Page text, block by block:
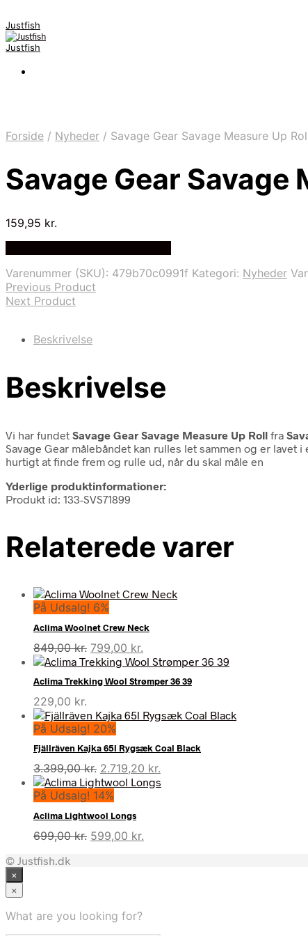
Justfish
Justfish
Forside / Nyheder / Savage Gear Savage Measure Up
Savage Gear Savage
159,95 kr.
Varenummer (SKU): 479b70c0991f Kategori: Nyheder
Previous Product
Next Product
Beskrivelse
Beskrivelse
Vi har fundet Savage Gear Savage Measure Up Roll fra
Savage Gear målebåndet kan rulles let sammen og er lavet
hurtigt at finde frem og rulle ud, når du skal måle en
Yderlige produktinformationer:
Produkt id: 133-SVS71899
Relaterede varer
På Udsalg! 6%
Aclima Woolnet Crew Neck
849,00kr. Den
oprindelige
pris
var:
799,00 kr.
aktuelle
er:
Aclima Trekking Wool Strømper 36 39
229,00 kr.
På Udsalg! 20%
Fjällräven Kajka 65l Rygsæk Coal Black
3.399,00kr. Den
oprindelige
pris
var:
3.399,00 kr..
2.719,20 kr.
aktuelle
På Udsalg! 14%
Aclima Lightwool Longs
699,00kr. Den
599,00 kr.
© Justfish.dk
×
×
What are you looking for?